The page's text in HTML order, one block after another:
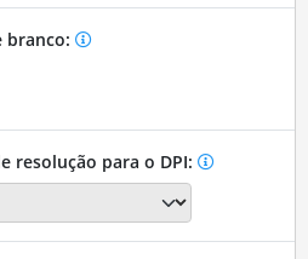
branco:
resolução para o DPI: